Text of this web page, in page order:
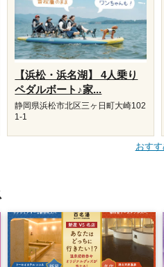
【浜松・浜名湖】 4人乗り
ペダルボート♪家...
静岡県浜松市北区三ヶ日町大崎102
1-1
おす